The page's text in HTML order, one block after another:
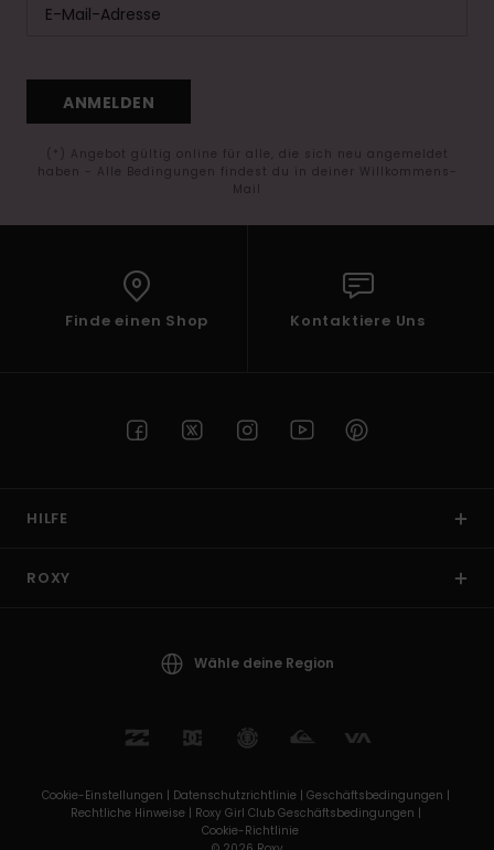
ANMELDEN
(*) Angebot gültig online für alle, die sich neu angemeldet
haben - Alle Bedingungen findest du in deiner Willkommens-
Mail
Finde einen Shop Kontaktiere Uns
HILFE
ROXY
Wähle deine Region
Cookie-Einstellungen | Datenschutzrichtlinie | Geschäftsbedingungen |
Rechtliche Hinweise | Roxy Girl Club Geschäftsbedingungen |
Cookie-Richtlinie